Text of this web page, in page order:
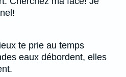
te prie au temps
eaux débordent, elles